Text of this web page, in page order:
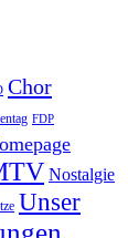
Chor
FDP
Nostalgie
Unser